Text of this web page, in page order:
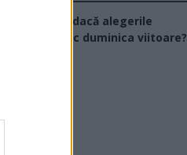
ați vota dacă alegerile
ar avea loc duminica viitoare?